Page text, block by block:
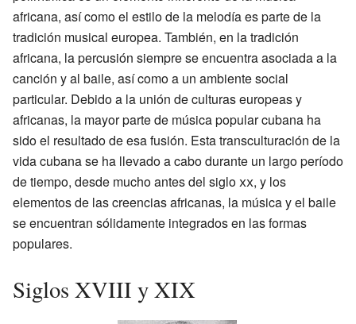
africana, así como el estilo de la melodía es parte de la
tradición musical europea. También, en la tradición
africana, la percusión siempre se encuentra asociada a la
canción y al baile, así como a un ambiente social
particular. Debido a la unión de culturas europeas y
africanas, la mayor parte de música popular cubana ha
sido el resultado de esa fusión. Esta transculturación de la
vida cubana se ha llevado a cabo durante un largo período
de tiempo, desde mucho antes del sigloxx, y los
elementos de las creencias africanas, la música y el baile
se encuentran sólidamente integrados en las formas
populares.
Siglos XVIII y XIX